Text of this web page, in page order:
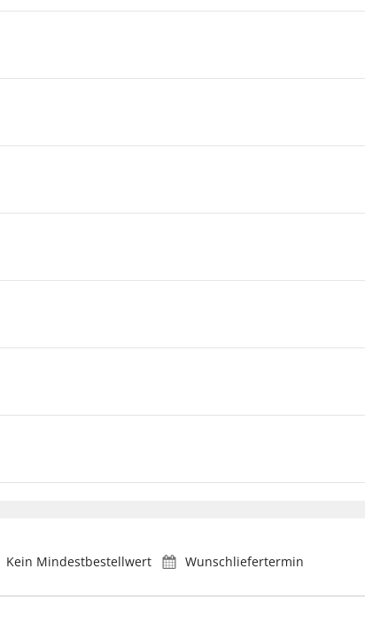
Kein Mindestbestellwert Wunschliefertermin